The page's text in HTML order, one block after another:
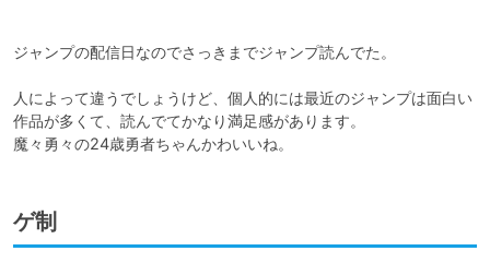
ジャンプの配信日なのでさっきまでジャンプ読んでた。
人によって違うでしょうけど、個人的には最近のジャンプは面白い
作品が多くて、読んでてかなり満足感があります。
魔々勇々の24歳勇者ちゃんかわいいね。
ゲ制